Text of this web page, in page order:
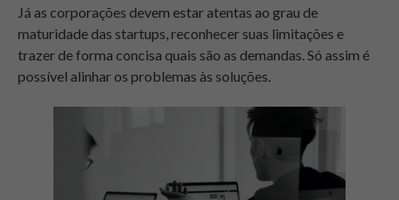
Já as corporações devem estar atentas ao grau de
maturidade das startups, reconhecer suas limitações e
trazer de forma concisa quais são as demandas. Só assim é
possível alinhar os problemas às soluções.